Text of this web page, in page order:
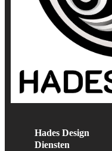
Hades Design
Diensten